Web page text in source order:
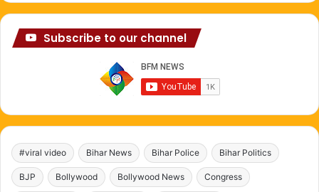
Subscribe to our channel
#viral video Bihar News Bihar Police Bihar Politics
BJP Bollywood Bollywood News Congress